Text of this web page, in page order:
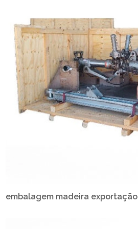
embalagem madeira exportação